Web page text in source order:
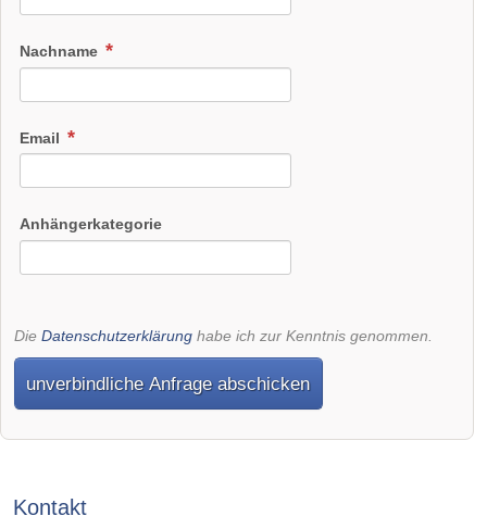
Nachname
Email
Anhängerkategorie
Die Datenschutzerklärung habe ich zur Kenntnis genommen.
unverbindliche Anfrage abschicken
Kontakt